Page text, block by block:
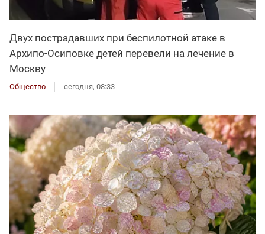
Двух пострадавших при беспилотной атаке в
Архипо-Осиповке детей перевели на лечение в
Москву
Общество сегодня, 08:33